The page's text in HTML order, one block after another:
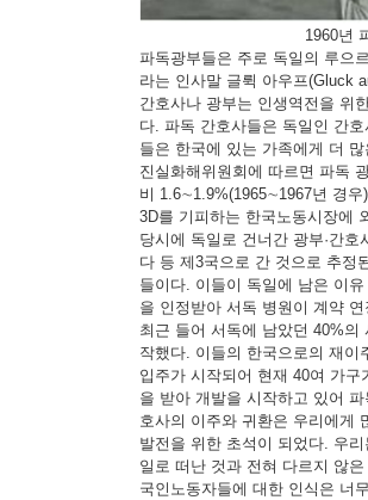
1960년
파독광부들은 주로 독일의 루으
라는 인사말 글뤽 아우프(Gluck
간호사나 광부는 인생역전을 위
다. 파독 간호사들은 독일인 간
들은 한국에 있는 가족에게 더
진실화해위원회에 따르면 파독
비 1.6∼1.9%(1965∼1967년 경
3D를 기피하는 한국노동시장에
당시에 독일로 건너간 광부·간
다 등 제3국으로 간 것으로 추정
들이다. 이들이 독일에 남은 이
을 인정받아 서독 병원이 계약
최근 들어 서독에 남았던 40%의
작했다. 이들의 한국으로의 재이
입주가 시작되어 현재 40여 가
을 받아 개발을 시작하고 있어
호사의 이주와 귀환은 우리에게
발전을 위한 초석이 되었다. 우
일로 떠난 것과 전혀 다르지 않
국인노동자들에 대한 인식은 너